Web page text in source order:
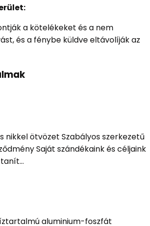
a kötelékeket és a nem
és a fénybe küldve eltávolíják az
nikkel ötvözet Szabályos szerkezetű
Saját szándékaink és céljaink
aluminium-foszfát